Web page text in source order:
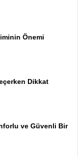
Önemi
Dikkat
ve Güvenli Bir